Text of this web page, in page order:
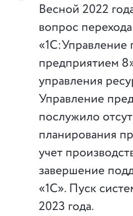
Весной 2022
вопрос
«1С:Управление
предприятием
управления
Управление
послужило
планирования
учет
завершение
«1С». Пуск
2023 года.